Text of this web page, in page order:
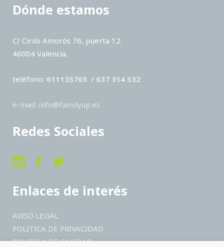
Dónde estamos
C/ Cirilo Amorós 76, puerta 12.
46004 Valencia.
teléfono: 611135765 / 637 314 532
e-mail: info@familyup.es
Redes Sociales
Enlaces de interés
AVISO LEGAL
POLITICA DE PRIVACIDAD
POLITICA DE CALIDAD